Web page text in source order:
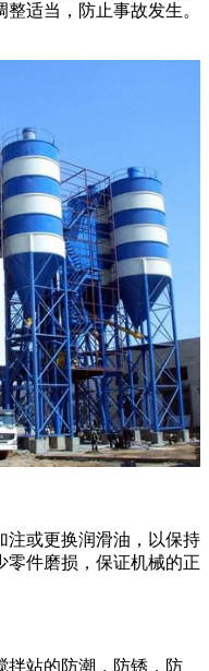
适当，防止事故发生。
或更换润滑油，以保持
零件磨损，保证机械的正
站的防潮，防锈，防